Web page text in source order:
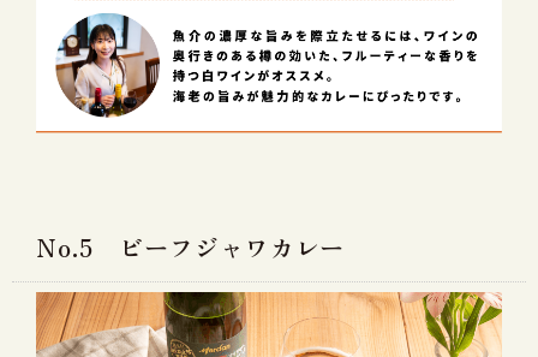
No.5 ビーフジャワカレー